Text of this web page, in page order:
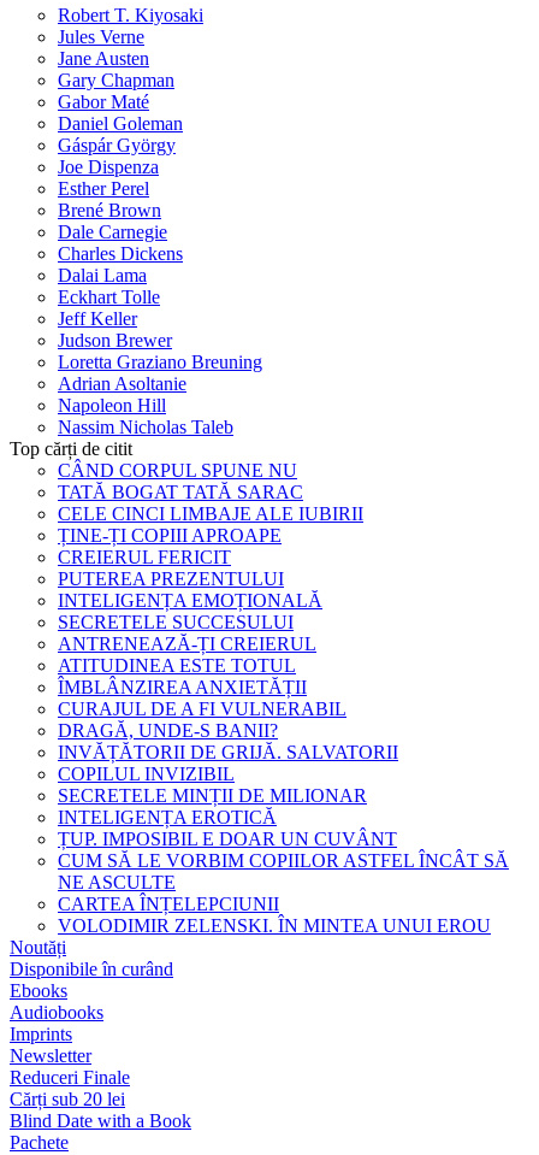
Robert T. Kiyosaki
Jules Verne
Jane Austen
Gary Chapman
Gabor Maté
Daniel Goleman
Gáspár György
Joe Dispenza
Esther Perel
Brené Brown
Dale Carnegie
Charles Dickens
Dalai Lama
Eckhart Tolle
Jeff Keller
Judson Brewer
Loretta Graziano Breuning
Adrian Asoltanie
Napoleon Hill
Nassim Nicholas Taleb
Top cărți de citit
CÂND CORPUL SPUNE NU
TATĂ BOGAT TATĂ SARAC
CELE CINCI LIMBAJE ALE IUBIRII
ȚINE-ȚI COPIII APROAPE
CREIERUL FERICIT
PUTEREA PREZENTULUI
INTELIGENȚA EMOȚIONALĂ
SECRETELE SUCCESULUI
ANTRENEAZĂ-ȚI CREIERUL
ATITUDINEA ESTE TOTUL
ÎMBLÂNZIREA ANXIETĂȚII
CURAJUL DE A FI VULNERABIL
DRAGĂ, UNDE-S BANII?
INVĂȚĂTORII DE GRIJĂ. SALVATORII
COPILUL INVIZIBIL
SECRETELE MINȚII DE MILIONAR
INTELIGENȚA EROTICĂ
ȚUP. IMPOSIBIL E DOAR UN CUVÂNT
CUM SĂ LE VORBIM COPIILOR ASTFEL ÎNCÂT SĂ
NE ASCULTE
CARTEA ÎNȚELEPCIUNII
VOLODIMIR ZELENSKI. ÎN MINTEA UNUI EROU
Noutăți
Disponibile în curând
Ebooks
Audiobooks
Imprints
Newsletter
Reduceri Finale
Cărți sub 20 lei
Blind Date with a Book
Pachete